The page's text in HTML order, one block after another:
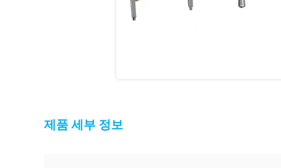
제품 세부 정보